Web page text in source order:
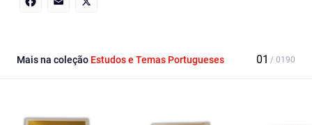
Mais na coleção Estudos e Temas Portugueses